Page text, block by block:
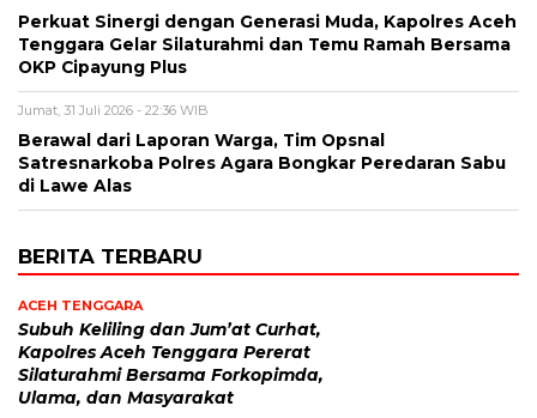
Perkuat Sinergi dengan Generasi Muda, Kapolres Aceh
Tenggara Gelar Silaturahmi dan Temu Ramah Bersama
OKP Cipayung Plus
Jumat, 31 Juli 2026 - 22:36 WIB
Berawal dari Laporan Warga, Tim Opsnal
Satresnarkoba Polres Agara Bongkar Peredaran Sabu
di Lawe Alas
BERITA TERBARU
ACEH TENGGARA
Subuh Keliling dan Jum’at Curhat,
Kapolres Aceh Tenggara Pererat
Silaturahmi Bersama Forkopimda,
Ulama, dan Masyarakat